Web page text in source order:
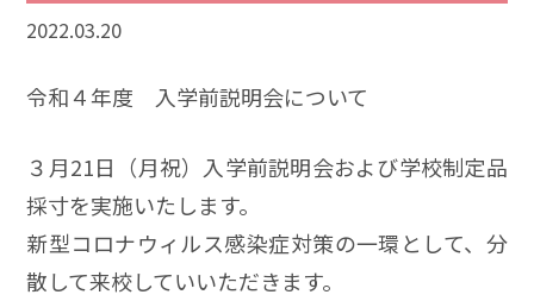
2022.03.20
令和４年度 入学前説明会について
３月21日（月祝）入学前説明会および学校制定品
採寸を実施いたします。
新型コロナウィルス感染症対策の一環として、分
散して来校していいただきます。